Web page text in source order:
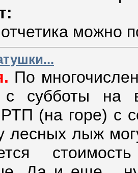
можно
По
с субботы на
(на горе) с
лесных лыж